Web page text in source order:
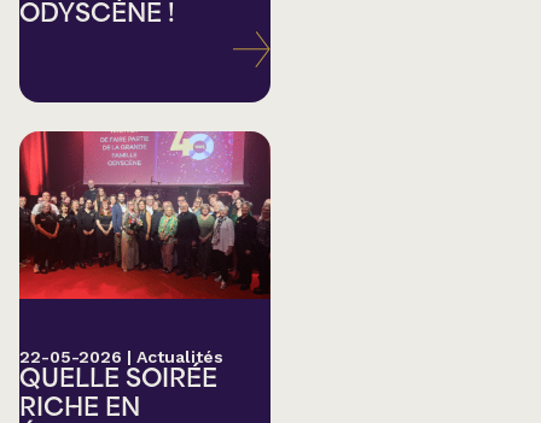
ODYSCÈNE !
22-05-2026 | Actualités
QUELLE SOIRÉE
RICHE EN